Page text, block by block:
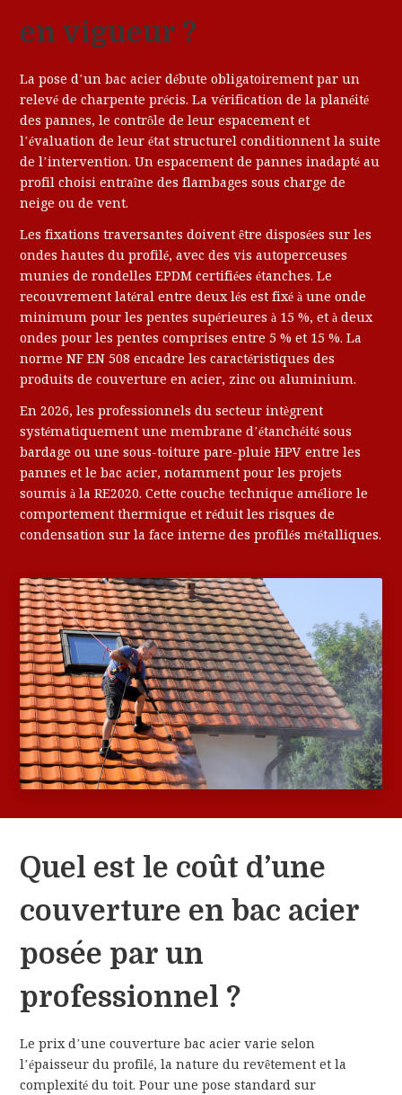
en vigueur ?
La pose d’un bac acier débute obligatoirement par un
relevé de charpente précis. La vérification de la planéité
des pannes, le contrôle de leur espacement et
l’évaluation de leur état structurel conditionnent la suite
de l’intervention. Un espacement de pannes inadapté au
profil choisi entraîne des flambages sous charge de
neige ou de vent.
Les fixations traversantes doivent être disposées sur les
ondes hautes du profilé, avec des vis autoperceuses
munies de rondelles EPDM certifiées étanches. Le
recouvrement latéral entre deux lés est fixé à une onde
minimum pour les pentes supérieures à 15 %, et à deux
ondes pour les pentes comprises entre 5 % et 15 %. La
norme NF EN 508 encadre les caractéristiques des
produits de couverture en acier, zinc ou aluminium.
En 2026, les professionnels du secteur intègrent
systématiquement une membrane d’étanchéité sous
bardage ou une sous-toiture pare-pluie HPV entre les
pannes et le bac acier, notamment pour les projets
soumis à la RE2020. Cette couche technique améliore le
comportement thermique et réduit les risques de
condensation sur la face interne des profilés métalliques.
Quel est le coût d’une
couverture en bac acier
posée par un
professionnel ?
Le prix d’une couverture bac acier varie selon
l’épaisseur du profilé, la nature du revêtement et la
complexité du toit. Pour une pose standard sur